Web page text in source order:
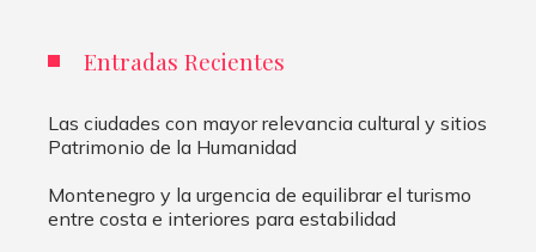
Entradas Recientes
Las ciudades con mayor relevancia cultural y sitios
Patrimonio de la Humanidad
Montenegro y la urgencia de equilibrar el turismo
entre costa e interiores para estabilidad